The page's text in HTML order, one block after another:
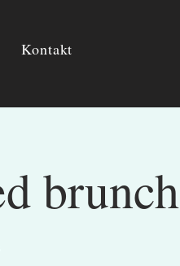
Kontakt
brunch